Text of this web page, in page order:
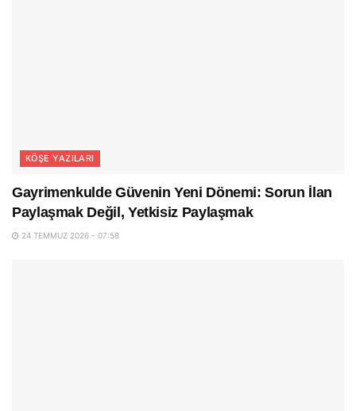
KÖŞE YAZILARI
Gayrimenkulde Güvenin Yeni Dönemi: Sorun İlan
Paylaşmak Değil, Yetkisiz Paylaşmak
24 TEMMUZ 2026 - 07:58